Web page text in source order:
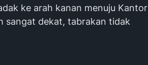
ke arah kanan menuju Kantor
sangat dekat, tabrakan tidak